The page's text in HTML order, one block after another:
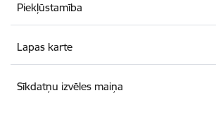
Piekļūstamība
Lapas karte
Sīkdatņu izvēles maiņa